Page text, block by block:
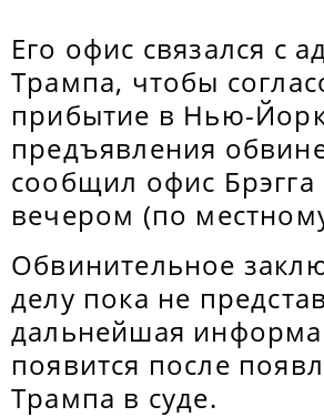
Его офис связался с
Трампа, чтобы
прибытие в Нью-
предъявления
сообщил офис Брэгга
вечером (по
Обвинительное
делу пока не
дальнейшая
появится после
Трампа в суде.